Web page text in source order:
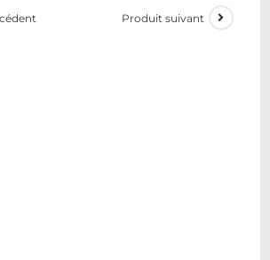
Produit suivant